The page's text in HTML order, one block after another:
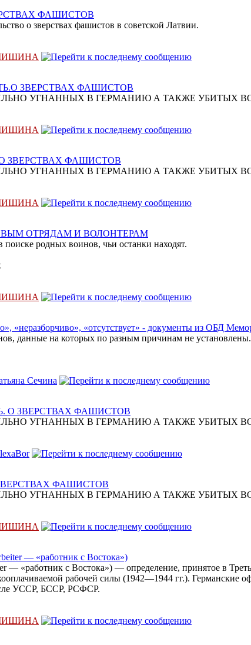
ФАШИСТОВ
о зверствах фашистов в советской Латвии.
ЗВЕРСТВАХ ФАШИСТОВ
УГНАННЫХ В ГЕРМАНИЮ А ТАКЖЕ УБИТЫХ
ЗВЕРСТВАХ ФАШИСТОВ
УГНАННЫХ В ГЕРМАНИЮ А ТАКЖЕ УБИТЫХ
ОТРЯДАМ И ВОЛОНТЕРАМ
родных воинов, чьи останки находят.
«отсутствует» - документы из ОБД
данные на которых по разным причинам не
Сечина
О ЗВЕРСТВАХ ФАШИСТОВ
УГНАННЫХ В ГЕРМАНИЮ А ТАКЖЕ УБИТЫХ
ФАШИСТОВ
УГНАННЫХ В ГЕРМАНИЮ А ТАКЖЕ УБИТЫХ
— «работник с Востока»)
— «работник с Востока») — определение, принятое в
рабочей силы (1942—1944 гг.).
УССР, БССР, РСФСР.